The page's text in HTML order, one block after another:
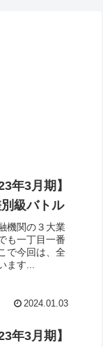
年3月期】
級バトル
機関の３大業
も一丁目一番
で今回は、全
ます...
2024.01.03
年3月期】